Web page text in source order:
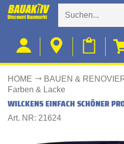
HOME BAUEN &
Farben & Lacke
WILCKENS EINFACH SCHÖNER
Art. NR: 21624